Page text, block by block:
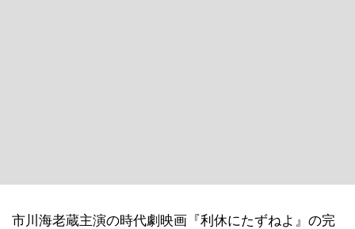
市川海老蔵主演の時代劇映画『利休にたずねよ』の完